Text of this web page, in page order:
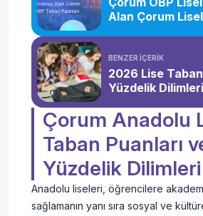
Alan Çorum
BENZER İÇERİK
2026 Lise
Yüzdelik Dilimleri
Çorum Anadolu
Taban Puanları
Yüzdelik Dilimleri
Anadolu liseleri, öğrencilere
sağlamanın yanı sıra sosyal ve